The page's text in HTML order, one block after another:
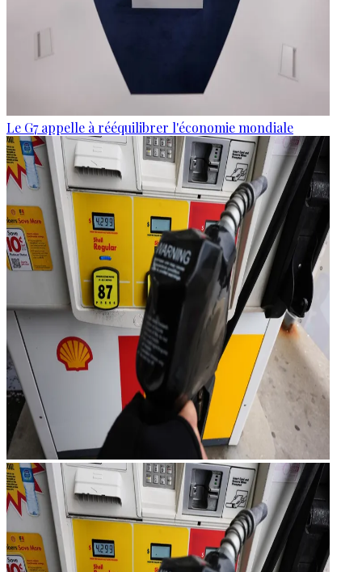
Le G7 appelle à rééquilibrer l'économie mondiale